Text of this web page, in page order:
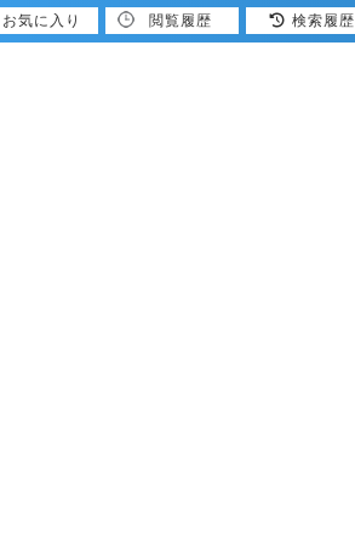
お気に入り 閲覧履歴 検索履歴